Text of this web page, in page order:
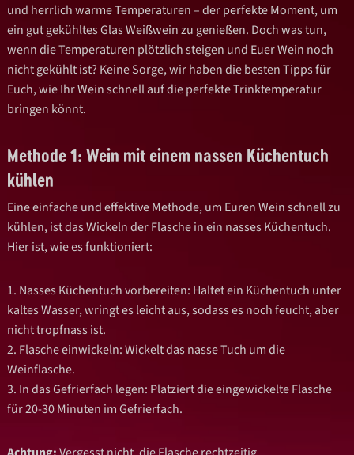
und herrlich warmeTemperaturen – der perfekte Moment, um
ein gut gekühltes Glas Weißwein zu genießen. Doch was tun,
wenn die Temperaturen plötzlich steigen und Euer Wein noch
nicht gekühltist? Keine Sorge, wir haben die besten Tipps für
Euch, wie Ihr Wein schnell auf die perfekte Trinktemperatur
bringen könnt.
Methode 1: Wein mit einem nassen Küchentuch
kühlen
Eine einfache und effektive Methode, um Euren Wein schnell zu
kühlen, ist das Wickeln derFlasche in ein nasses Küchentuch.
Hier ist, wie es funktioniert:
1. Nasses Küchentuch vorbereiten: Haltet ein Küchentuch unter
kaltes Wasser, wringtes leicht aus, sodass es noch feucht, aber
nicht tropfnass ist.
2. Flasche einwickeln: Wickelt das nasse Tuch um die
Weinflasche.
3. In das Gefrierfach legen: Platziert die eingewickelte Flasche
für 20-30 Minuten imGefrierfach.